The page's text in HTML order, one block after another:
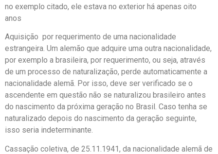
no exemplo citado, ele estava no exterior há apenas oito
anos
Aquisição por requerimento de uma nacionalidade
estrangeira. Um alemão que adquire uma outra nacionalidade,
por exemplo a brasileira, por requerimento, ou seja, através
de um processo de naturalização, perde automaticamente a
nacionalidade alemã. Por isso, deve ser verificado se o
ascendente em questão não se naturalizou brasileiro antes
do nascimento da próxima geração no Brasil. Caso tenha se
naturalizado depois do nascimento da geração seguinte,
isso seria indeterminante.
Cassação coletiva, de 25.11.1941, da nacionalidade alemã de